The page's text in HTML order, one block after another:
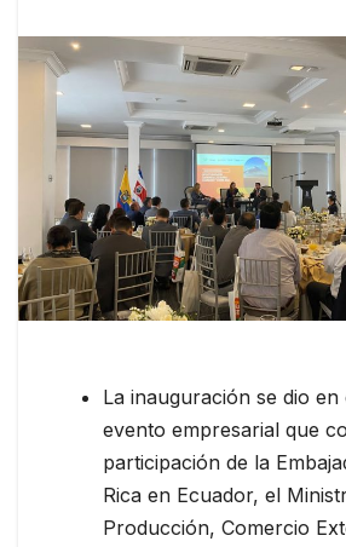
La inauguración se dio
evento empresarial que
participación de la
Rica en Ecuador, el
Producción, Comercio